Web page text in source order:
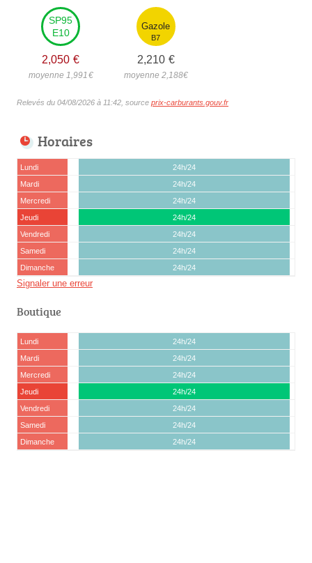
SP95
E10
2,050 €
moyenne 1,991€
Gazole
B7
2,210 €
moyenne 2,188€
Relevés du 04/08/2026 à 11:42, source prix-carburants.gouv.fr
Horaires
Lundi
24h/24
Mardi
24h/24
Mercredi
24h/24
Jeudi
24h/24
Vendredi
24h/24
Samedi
24h/24
Dimanche
24h/24
Signaler une erreur
Boutique
Lundi
24h/24
Mardi
24h/24
Mercredi
24h/24
Jeudi
24h/24
Vendredi
24h/24
Samedi
24h/24
Dimanche
24h/24